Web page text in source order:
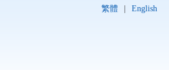
繁體 English